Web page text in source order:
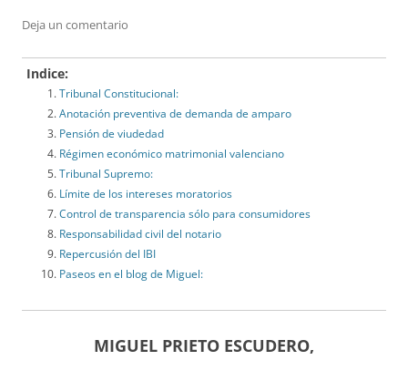
Deja un comentario
Indice:
Tribunal Constitucional:
Anotación preventiva de demanda de amparo
Pensión de viudedad
Régimen económico matrimonial valenciano
Tribunal Supremo:
Límite de los intereses moratorios
Control de transparencia sólo para consumidores
Responsabilidad civil del notario
Repercusión del IBI
Paseos en el blog de Miguel:
MIGUEL PRIETO ESCUDERO,